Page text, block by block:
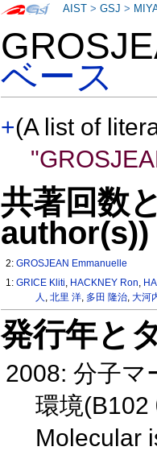
ベース
+(A list of
共著回数
author(s))
2:GROSJEAN Emmanuelle
1:GRICE Kliti, HACKNEY Ron,
人 , 北里 洋, 多田 隆治, 大河
発行年と
2008: 分子マ
環境(B102
Molecular
AIST >GSJ >